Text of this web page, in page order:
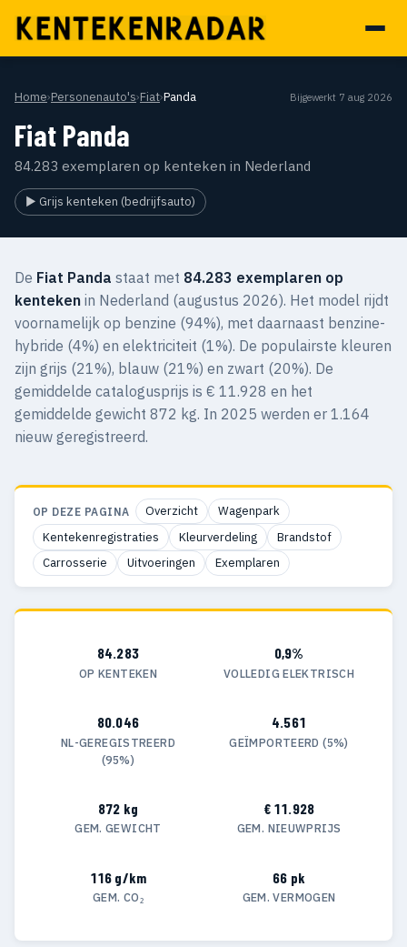
Home›Personenauto's›Fiat›Panda Bijgewerkt 7 aug 2026
Fiat Panda
84.283 exemplaren op kenteken in Nederland
▶ Grijs kenteken (bedrijfsauto)
De Fiat Panda staat met 84.283 exemplaren op
kenteken in Nederland (augustus 2026). Het model rijdt
voornamelijk op benzine (94%), met daarnaast benzine-
hybride (4%) en elektriciteit (1%). De populairste kleuren
zijn grijs (21%), blauw (21%) en zwart (20%). De
gemiddelde catalogusprijs is € 11.928 en het
gemiddelde gewicht 872 kg. In 2025 werden er 1.164
nieuw geregistreerd.
OP DEZE PAGINA Overzicht
Wagenpark
Kentekenregistraties
Kleurverdeling
Brandstof
Carrosserie
Uitvoeringen Exemplaren
84.283
OP KENTEKEN
0,9%
VOLLEDIG ELEKTRISCH
80.046
NL-GEREGISTREERD
(95%)
4.561
GEÏMPORTEERD (5%)
872 kg
GEM. GEWICHT
€ 11.928
GEM. NIEUWPRIJS
116 g/km
GEM. CO₂
66 pk
GEM. VERMOGEN